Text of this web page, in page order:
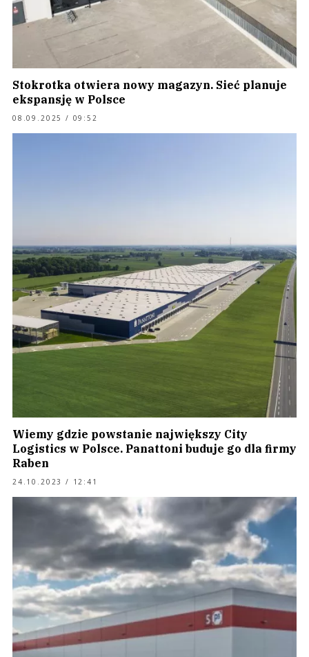
Stokrotka otwiera nowy magazyn. Sieć planuje
ekspansję w Polsce
08.09.2025 / 09:52
Wiemy gdzie powstanie największy City
Logistics w Polsce. Panattoni buduje go dla firmy
Raben
24.10.2023 / 12:41